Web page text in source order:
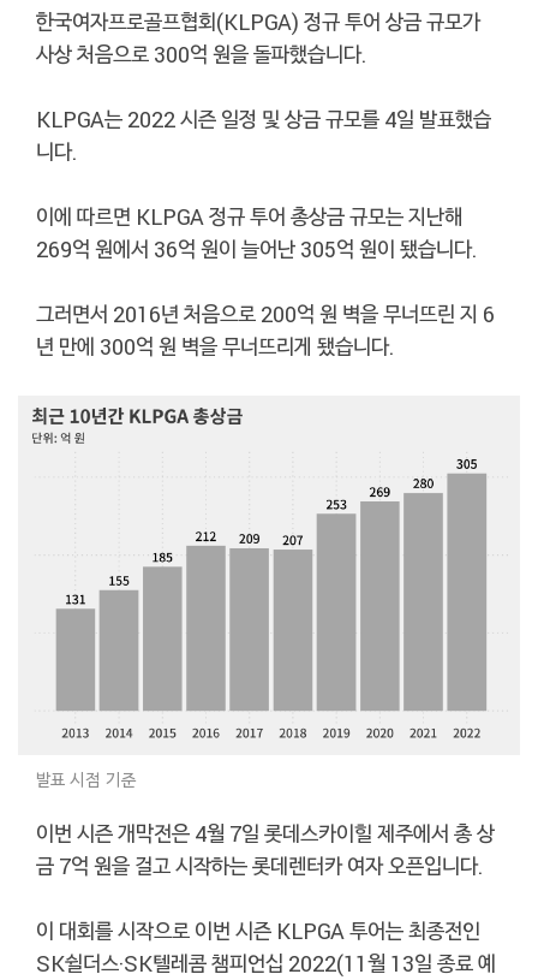
한국여자프로골프협회(KLPGA) 정규 투어 상금 규모가
사상 처음으로 300억 원을 돌파했습니다.
KLPGA는 2022 시즌 일정 및 상금 규모를 4일 발표했습
니다.
이에 따르면 KLPGA 정규 투어 총상금 규모는 지난해
269억 원에서 36억 원이 늘어난 305억 원이 됐습니다.
그러면서 2016년 처음으로 200억 원 벽을 무너뜨린 지 6
년 만에 300억 원 벽을 무너뜨리게 됐습니다.
발표 시점 기준
이번 시즌 개막전은 4월 7일 롯데스카이힐 제주에서 총 상
금 7억 원을 걸고 시작하는 롯데렌터카 여자 오픈입니다.
이 대회를 시작으로 이번 시즌 KLPGA 투어는 최종전인
SK쉴더스·SK텔레콤 챔피언십 2022(11월 13일 종료 예